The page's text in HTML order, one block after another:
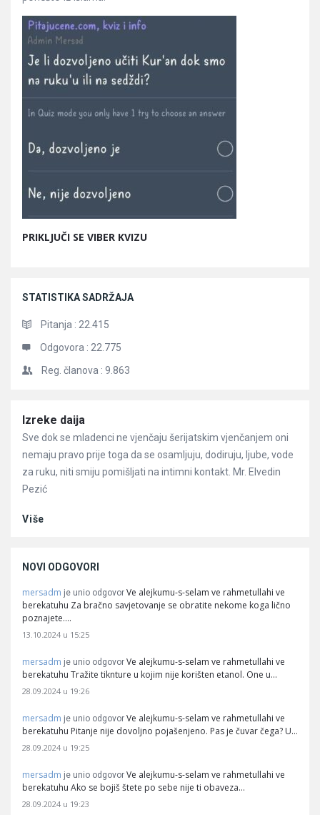
PRIKLJUČI SE VIBER KVIZU
STATISTIKA SADRŽAJA
Pitanja : 22.415
Odgovora : 22.775
Reg. članova : 9.863
Članci
Izreke daija
Sve dok se mladenci ne vjenčaju šerijatskim vjenčanjem oni
nemaju pravo prije toga da se osamljuju, dodiruju, ljube, vode
za ruku, niti smiju pomišljati na intimni kontakt. Mr. Elvedin
Pezić
Više
NOVI ODGOVORI
mersadm je unio odgovor Ve alejkumu-s-selam ve rahmetullahi ve
berekatuhu Za bračno savjetovanje se obratite nekome koga lično
poznajete.…
13.10.2024 u 15:25
mersadm je unio odgovor Ve alejkumu-s-selam ve rahmetullahi ve
berekatuhu Tražite tiknture u kojim nije korišten etanol. One u…
28.09.2024 u 19:26
mersadm je unio odgovor Ve alejkumu-s-selam ve rahmetullahi ve
berekatuhu Pitanje nije dovoljno pojašenjeno. Pas je čuvar čega? U…
28.09.2024 u 19:25
mersadm je unio odgovor Ve alejkumu-s-selam ve rahmetullahi ve
berekatuhu Ako se bojiš štete po sebe nije ti obaveza…
28.09.2024 u 19:23